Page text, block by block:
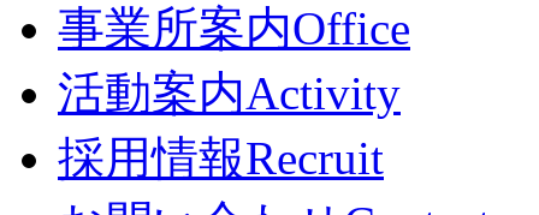
事業所案内Office
活動案内Activity
採用情報Recruit